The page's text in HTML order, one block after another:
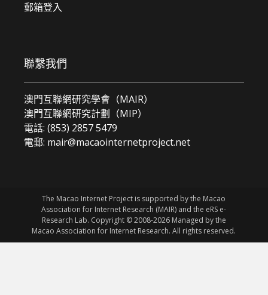
郵箱登入
聯繫我們
澳門互聯網研究學會（MAIR）
澳門互聯網研究計劃（MIP）
電話: (853) 2857 5479
電郵: mair@macaointernetproject.net
The Macao Internet Project is supported by the Macao
Association for Internet Research (MAIR) and the eRS e-
Research Lab. Copyright © 2008-2026 Managed by the
Macao Association for Internet Research. All rights reserved.